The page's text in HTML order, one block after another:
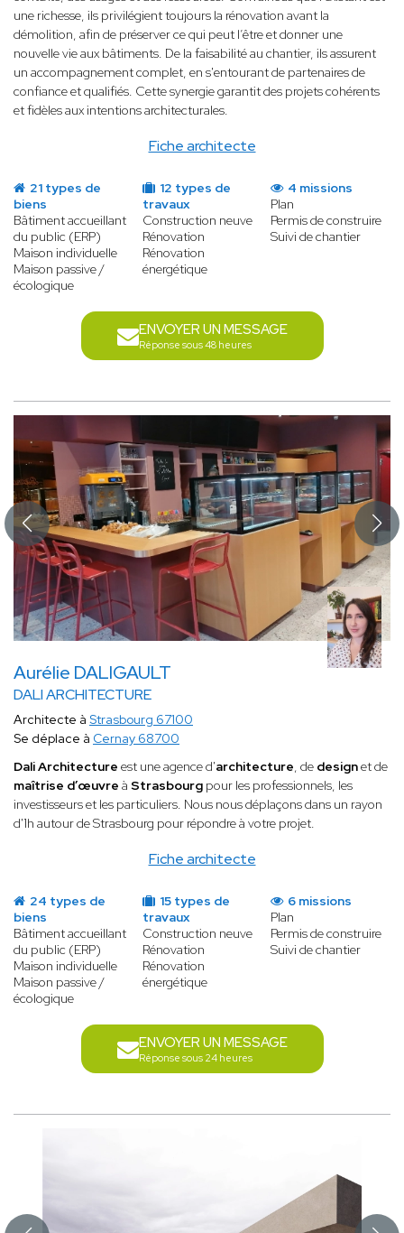
Fiche architecte
une richesse, ils privilégient toujours la rénovation avant la
démolition, afin de préserver ce qui peut l’être et donner une
nouvelle vie aux bâtiments. De la faisabilité au chantier, ils assurent
un accompagnement complet, en s'entourant de partenaires de
confiance et qualifiés. Cette synergie garantit des projets cohérents
et fidèles aux intentions architecturales.
21 types de
biens
Bâtiment accueillant
du public (ERP)
Maison individuelle
Maison passive /
écologique
12 types de
travaux
Construction neuve
Rénovation
Rénovation
énergétique
4 missions
Plan
Permis de construire
Suivi de chantier
ENVOYER UN MESSAGE
Réponse sous 48 heures
Aurélie DALIGAULT
DALI ARCHITECTURE
Fiche architecte
Architecte à Strasbourg 67100
Se déplace à Cernay 68700
Dali Architecture est une agence d'architecture, de designet de
maîtrise d’œuvre à Strasbourg pour les professionnels, les
investisseurs et les particuliers. Nous nous déplaçons dans un rayon
d'1h autour de Strasbourg pour répondre à votre projet.
24 types de
biens
Bâtiment accueillant
du public (ERP)
Maison individuelle
Maison passive /
écologique
15 types de
travaux
Construction neuve
Rénovation
Rénovation
énergétique
6 missions
Plan
Permis de construire
Suivi de chantier
ENVOYER UN MESSAGE
Réponse sous 24 heures